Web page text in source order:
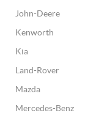
John-Deere
Kenworth
Kia
Land-Rover
Mazda
Mercedes-Benz